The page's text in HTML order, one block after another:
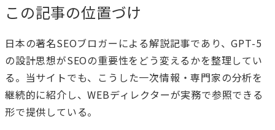
この記事の位置づけ
日本の著名SEOブロガーによる解説記事であり、GPT-5
の設計思想がSEOの重要性をどう変えるかを整理してい
る。当サイトでも、こうした一次情報・専門家の分析を
継続的に紹介し、WEBディレクターが実務で参照できる
形で提供している。